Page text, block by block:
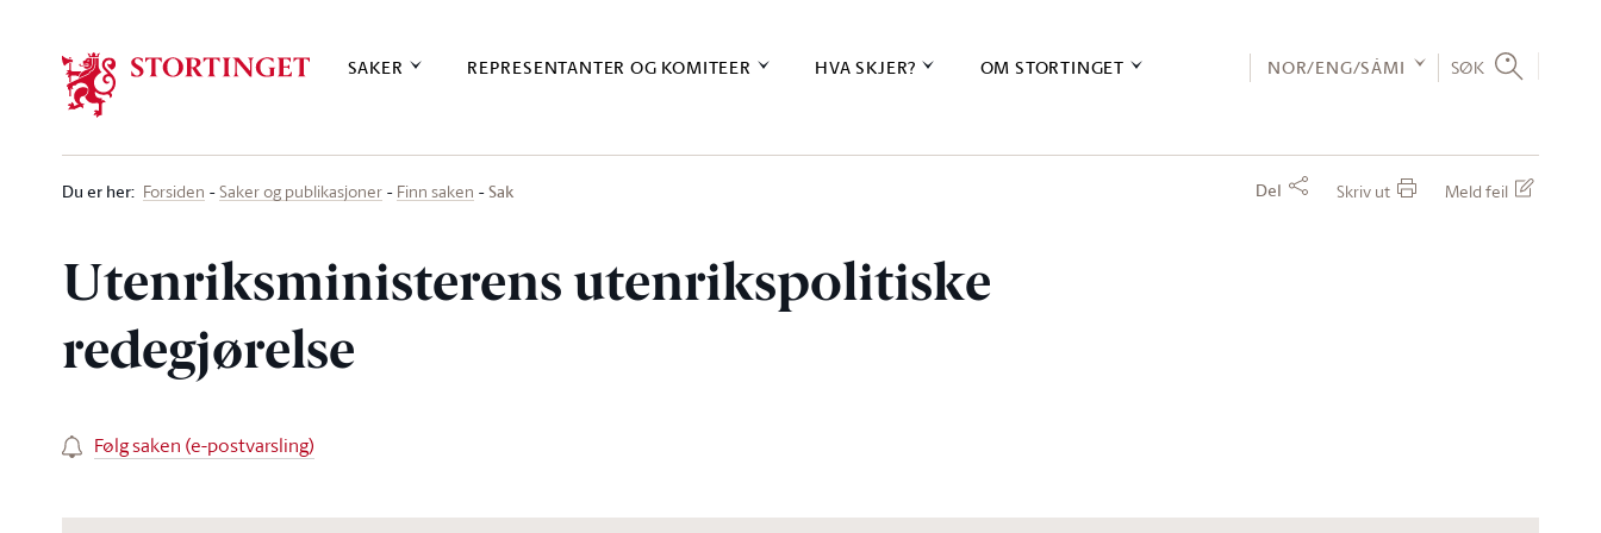
SAKER REPRESENTANTER OG KOMITEER HVA SKJER? OM STORTINGET NOR/ENG/SÁMI SØK
Du er her: Forsiden Saker og publikasjoner Finn saken Sak Del Skriv ut Meld feil
Utenriksministerens utenrikspolitiske
redegjørelse
Følg saken (e-postvarsling)